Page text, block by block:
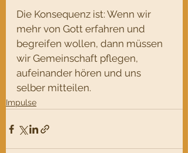
Die Konsequenz ist: Wenn wir
mehr von Gott erfahren und
begreifen wollen, dann müssen
wir Gemeinschaft pflegen,
aufeinander hören und uns
selber mitteilen.
Impulse